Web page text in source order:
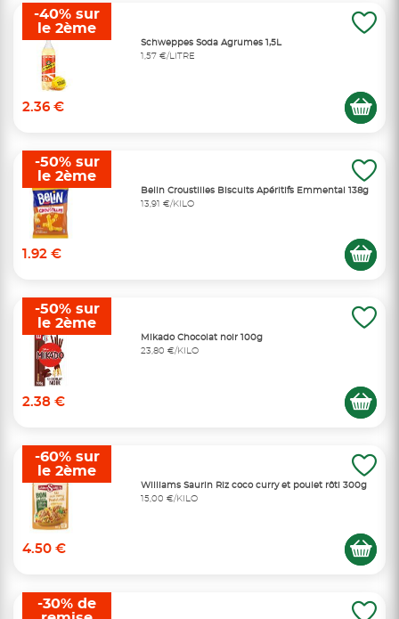
Schweppes Soda Agrumes 1,5L
1,57 €/LITRE
2.36 €
-40% sur
le 2ème
Belin Croustilles Biscuits Apéritifs Emmental 138g
13,91 €/KILO
1.92 €
-50% sur
le 2ème
Mikado Chocolat noir 100g
23,80 €/KILO
2.38 €
-50% sur
le 2ème
Williams Saurin Riz coco curry et poulet rôti 300g
15,00 €/KILO
4.50 €
-60% sur
le 2ème
-30% de